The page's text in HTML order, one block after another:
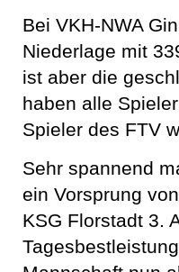
Bei VKH-NWA
Niederlage mit
ist aber die
haben alle
Spieler des FTV
Sehr spannend
ein Vorsprung
KSG Florstadt 3.